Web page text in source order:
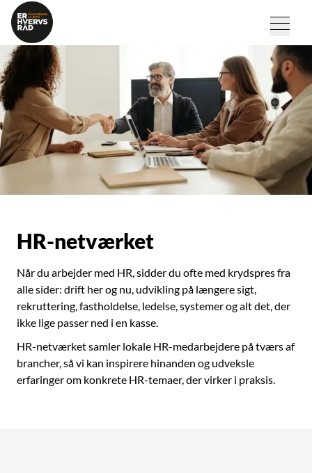
HR-netværket
Når du arbejder med HR, sidder du ofte med krydspres fra
alle sider: drift her og nu, udvikling på længere sigt,
rekruttering, fastholdelse, ledelse, systemer og alt det, der
ikke lige passer ned i en kasse.
HR-netværket samler lokale HR-medarbejdere på tværs af
brancher, så vi kan inspirere hinanden og udveksle
erfaringer om konkrete HR-temaer, der virker i praksis.